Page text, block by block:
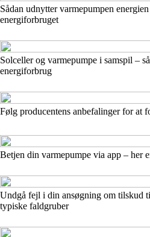
Sådan udnytter varmepumpen
energiforbruget
Solceller og varmepumpe i samspil –
energiforbrug
Følg producentens anbefalinger for at
Betjen din varmepumpe via app – her
Undgå fejl i din ansøgning om tilskud
typiske faldgruber